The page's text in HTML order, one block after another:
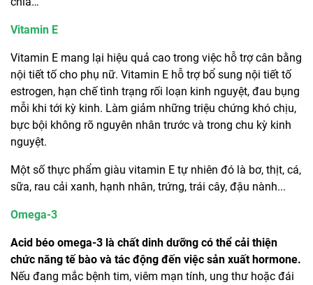
Vitamin E
Vitamin E mang lại hiệu quả cao trong việc hỗ trợ cân bằng
nội tiết tố cho phụ nữ. Vitamin E hỗ trợ bổ sung nội tiết tố
estrogen, hạn chế tình trạng rối loạn kinh nguyệt, đau bụng
mỗi khi tới kỳ kinh. Làm giảm những triệu chứng khó chịu,
bực bội không rõ nguyên nhân trước và trong chu kỳ kinh
nguyệt.
Một số thực phẩm giàu vitamin E tự nhiên đó là bơ, thịt, cá,
sữa, rau cải xanh, hạnh nhân, trứng, trái cây, đậu nành...
Omega-3
Acid béo omega-3 là chất dinh dưỡng có thể cải thiện
chức năng tế bào và tác động đến việc sản xuất hormone.
Nếu đang mắc bệnh tim, viêm mạn tính, ung thư hoặc đái